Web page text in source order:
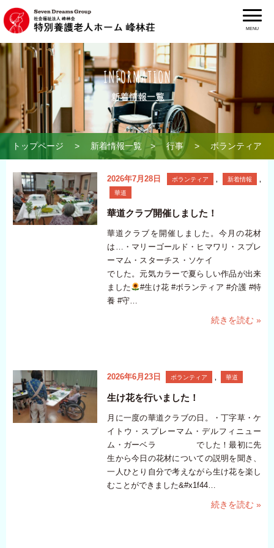
MENU
トップページ > 新着情報一覧 >行事> ボランティア
2026年7月28日 ボランティア 新着情報
華道
華道クラブ開催しました！
華道クラブを開催しました。今月の花材
は…・マリーゴールド・ヒマワリ・スプレ
ーマム・スターチス・ソケイ
でした。元気カラーで夏らしい作品が出来
ました
#生け花 #ボランティア #介護 #特
養 #守…
続きを読む »
2026年6月23日 ボランティア 華道
生け花を行いました！
月に一度の華道クラブの日。・丁字草・ケ
イトウ・スプレーマム・デルフィニュー
ム・ガーベラ でした！最初に先
生から今日の花材についての説明を聞き、
一人ひとり自分で考えながら生け花を楽し
むことができました&#x1f44…
続きを読む »